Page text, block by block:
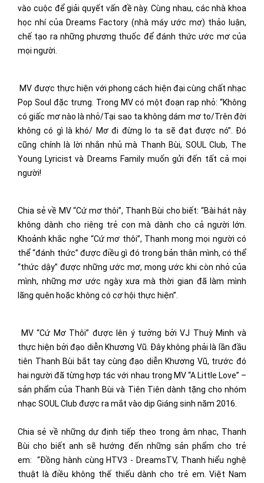
vào cuộc để giải quyết vấn đề này. Cùng nhau, các nhà khoa
học nhí của Dreams Factory (nhà máy ước mơ) thảo luận,
chế tạo ra những phương thuốc để đánh thức ước mơ của
mọi người.
MV được thực hiện với phong cách hiện đại cùng chất nhạc
Pop Soul đặc trưng. Trong MV có một đoạn rap nhỏ: “Không
có giấc mơ nào là nhỏ/Tại sao ta không dám mơ to/Trên đời
không có gì là khó/ Mơ đi đừng lo ta sẽ đạt được nó”. Đó
cũng chính là lời nhắn nhủ mà Thanh Bùi, SOUL Club, The
Young Lyricist và Dreams Family muốn gửi đến tất cả mọi
người!
Chia sẻ về MV “Cứ mơ thôi”, Thanh Bùi cho biết: “Bài hát này
không dành cho riêng trẻ con mà dành cho cả người lớn.
Khoảnh khắc nghe “Cứ mơ thôi”, Thanh mong mọi người có
thể “đánh thức” được điều gì đó trong bản thân mình, có thể
“thức dậy” được những ước mơ, mong ước khi còn nhỏ của
mình, những mơ ước ngày xưa mà thời gian đã làm mình
lãng quên hoặc không có cơ hội thực hiện”.
MV “Cứ Mơ Thôi” được lên ý tưởng bởi VJ Thuỳ Minh và
thực hiện bởi đạo diễn Khương Vũ. Đây không phải là lần đầu
tiên Thanh Bùi bắt tay cùng đạo diễn Khương Vũ, trước đó
hai người đã từng hợp tác với nhau trong MV “A Little Love” –
sản phẩm của Thanh Bùi và Tiên Tiên dành tặng cho nhóm
nhạc SOUL Club được ra mắt vào dịp Giáng sinh năm 2016.
Chia sẻ về những dự định tiếp theo trong âm nhạc, Thanh
Bùi cho biết anh sẽ hướng đến những sản phẩm cho trẻ
em: “Đồng hành cùng HTV3 - DreamsTV, Thanh hiểu nghệ
thuật là điều không thế thiếu dành cho trẻ em. Việt Nam